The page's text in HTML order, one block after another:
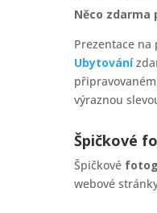
Něco zdarma
Prezentace na
Ubytování
výraznou
Špičkové
Špičkové
webové